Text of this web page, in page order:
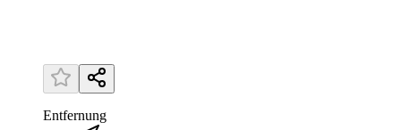
Entfernung